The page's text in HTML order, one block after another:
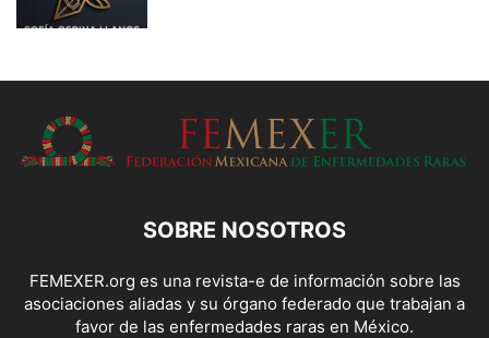
SOBRE NOSOTROS
FEMEXER.org es una revista-e de información sobre las
asociaciones aliadas y su órgano federado que trabajan a
favor de las enfermedades raras en México.